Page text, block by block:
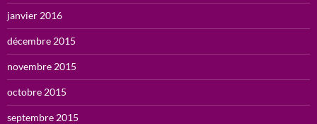
janvier 2016
décembre 2015
novembre 2015
octobre 2015
septembre 2015